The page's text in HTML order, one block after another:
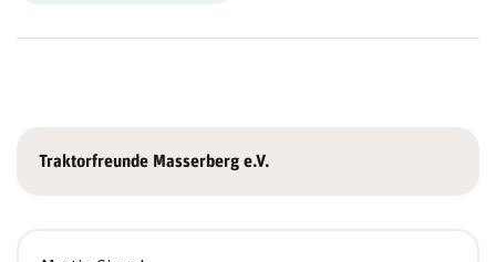
Traktorfreunde Masserberg e.V.